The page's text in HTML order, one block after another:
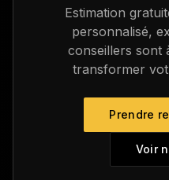
Estimation
personnalisé,
conseillers sont
transformer
Prendre
Voir